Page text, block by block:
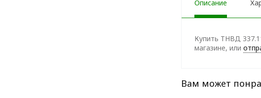
Описание
Купить ТНВД
магазине, или
Вам может